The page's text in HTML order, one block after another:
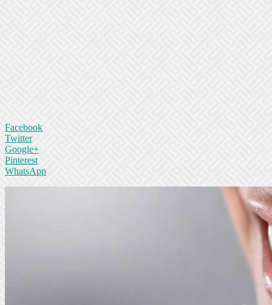
Facebook
Twitter
Google+
Pinterest
WhatsApp